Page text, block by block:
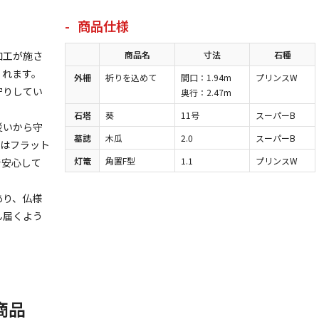
が施さ
ます。
してい
から守
フラット
心して
、仏様
くよう
商品仕様
商品名 寸法
石種
外柵
祈りを込めて
間口：1.94m
奥行：2.47m
プリンスW
石塔 葵 11号
スーパーB
墓誌
木瓜 2.0
スーパーB
灯篭
角置F型 1.1 プリンスW
品